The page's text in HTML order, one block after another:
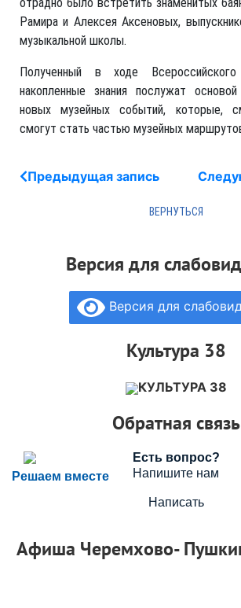
Рамира и Алексея Аксеновых,
музыкальной школы.
Полученный в ходе
накопленные знания послужат
новых музейных событий, которые,
смогут стать частью музейных
Предыдущая запись
Версия для
Версия для
Культура 38
КУЛЬТУРА 38
Обратная связь
Решаем вместе
Есть вопрос?
Напишите нам
Написать
Афиша Черемхово-